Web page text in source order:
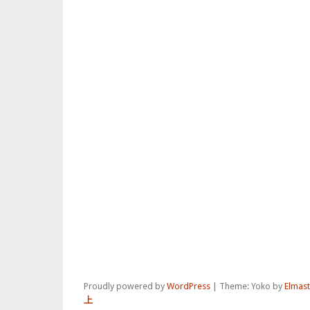
Proudly powered by WordPress Theme: Yoko by
上